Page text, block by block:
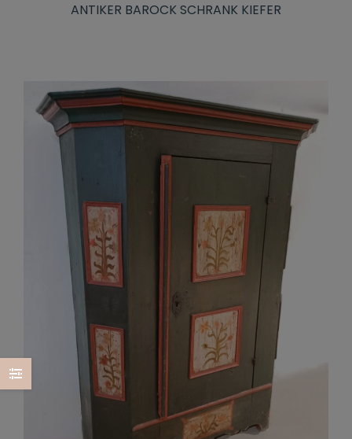
ANTIKER BAROCK SCHRANK KIEFER